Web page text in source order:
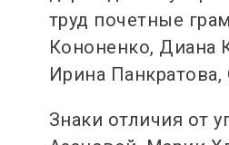
труд почетные
Кононенко, Диана
Ирина
Знаки отличия от